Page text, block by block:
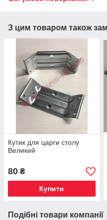
З цим товаром також
Кутик для царги столу
Великий
80 ₴
Купити
Подібні товари компанії